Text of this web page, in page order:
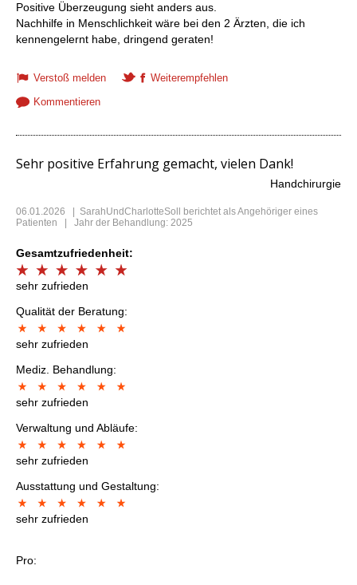
Positive Überzeugung sieht anders aus.
Nachhilfe in Menschlichkeit wäre bei den 2 Ärzten, die ich
kennengelernt habe, dringend geraten!
Verstoß melden
Weiterempfehlen
Kommentieren
Sehr positive Erfahrung gemacht, vielen Dank!
Handchirurgie
06.01.2026 SarahUndCharlotteSoll
berichtet als Angehöriger eines
Patienten | Jahr der Behandlung: 2025
Gesamtzufriedenheit:
sehr zufrieden
Qualität der Beratung:
sehr zufrieden
Mediz. Behandlung:
sehr zufrieden
Verwaltung und Abläufe:
sehr zufrieden
Ausstattung und Gestaltung:
sehr zufrieden
Pro: